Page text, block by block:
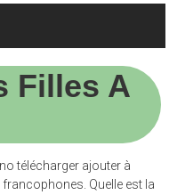
Filles A
télécharger ajouter à
Quelle est la